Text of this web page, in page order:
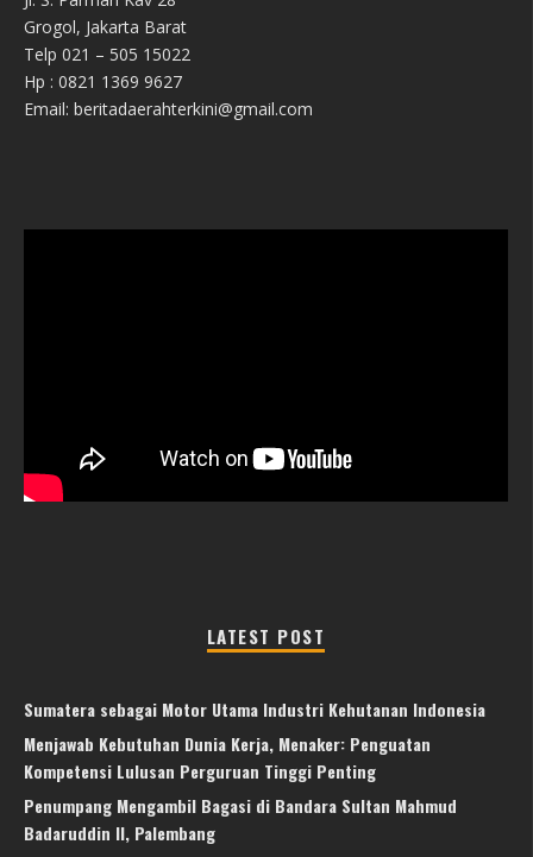
Grogol, Jakarta Barat
Telp 021 – 505 15022
Hp : 0821 1369 9627
Email: beritadaerahterkini@gmail.com
LATEST POST
Sumatera sebagai Motor Utama Industri Kehutanan Indonesia
Menjawab Kebutuhan Dunia Kerja, Menaker: Penguatan
Kompetensi Lulusan Perguruan Tinggi Penting
Penumpang Mengambil Bagasi di Bandara Sultan Mahmud
Badaruddin II, Palembang